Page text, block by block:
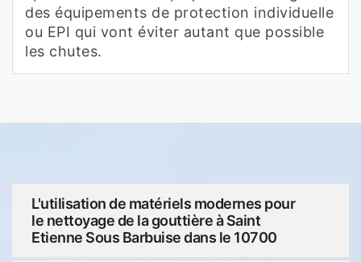
des équipements de protection individuelle
ou EPI qui vont éviter autant que possible
les chutes.
L'utilisation de matériels modernes pour
le nettoyage de la gouttière à Saint
Etienne Sous Barbuise dans le 10700